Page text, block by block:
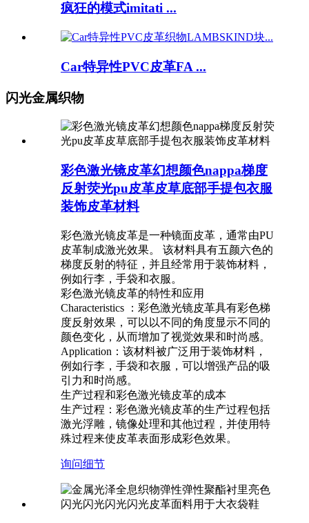
疯狂的模式imitati ...
Car特异性PVC皮革FA ...
闪光金属织物
彩色激光镜皮革幻想颜色nappa梯度
反射荧光pu皮革皮草底部手提包衣服
装饰皮革材料
彩色激光镜皮革是一种镜面皮革，通常由PU
皮革制成激光效果。 ‌该材料具有五颜六色的
梯度反射的特征，并且经常用于装饰材料，
例如行李，手袋和衣服。
彩色激光镜皮革的特性和应用
Characteristics ‌：彩色激光镜皮革具有彩色梯
度反射效果，可以以不同的角度显示不同的
颜色变化，从而增加了视觉效果和时尚感。
Application‌：该材料被广泛用于装饰材料，
例如行李，手袋和衣服，可以增强产品的吸
引力和时尚感。
生产过程和彩色激光镜皮革的成本
‌生产过程‌：彩色激光镜皮革的生产过程包括
激光浮雕，镜像处理和其他过程，并使用特
殊过程来使皮革表面形成彩色效果。 ‌
询问细节